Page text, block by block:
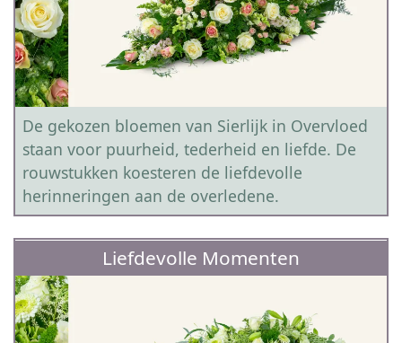
De gekozen bloemen van Sierlijk in Overvloed
staan voor puurheid, tederheid en liefde. De
rouwstukken koesteren de liefdevolle
herinneringen aan de overledene.
Liefdevolle Momenten